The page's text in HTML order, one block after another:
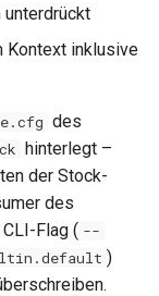
unterdrückt
Kontext inklusive
des
hinterlegt –
der Stock-
des
Flag ( --
)